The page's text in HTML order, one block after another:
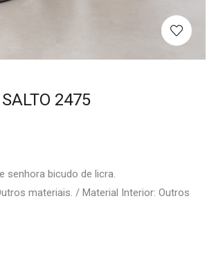
2475
senhora bicudo de licra.
materiais. / Material Interior: Outros